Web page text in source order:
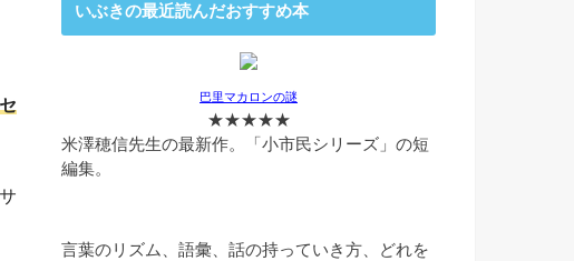
いぶきの最近読んだおすすめ本
巴里マカロンの謎
★★★★★
米澤穂信先生の最新作。「小市民シリーズ」の短
編集。
言葉のリズム、語彙、話の持っていき方、どれを